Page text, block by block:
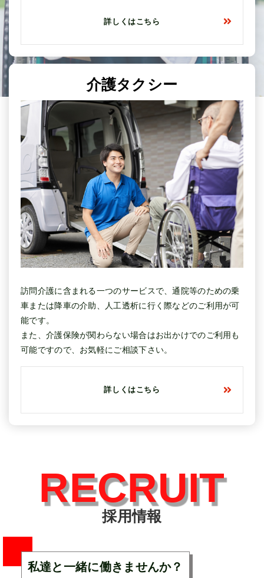
詳しくはこちら
介護タクシー
訪問介護に含まれる一つのサービスで、通院等のための乗
車または降車の介助、人工透析に行く際などのご利用が可
能です。
また、介護保険が関わらない場合はお出かけでのご利用も
可能ですので、お気軽にご相談下さい。
詳しくはこちら
採用情報
RECRUIT
私達と一緒に働きませんか？